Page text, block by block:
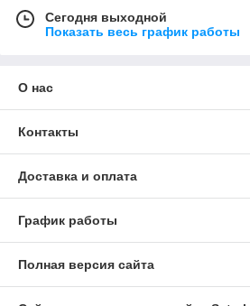
Сегодня выходной
Показать весь график работы
О нас
Контакты
Доставка и оплата
График работы
Полная версия сайта